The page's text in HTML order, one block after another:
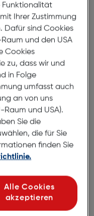
Funktionalität
Ihrer Zustimmung
Dafür sind Cookies
und den USA
Cookies
zu, dass wir und
in Folge
umfasst auch
an von uns
und USA).
Sie die
die für Sie
finden Sie
Alle Cookies
akzeptieren